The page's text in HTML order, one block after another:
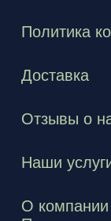
Политика
Доставка
Отзывы о
Наши
О